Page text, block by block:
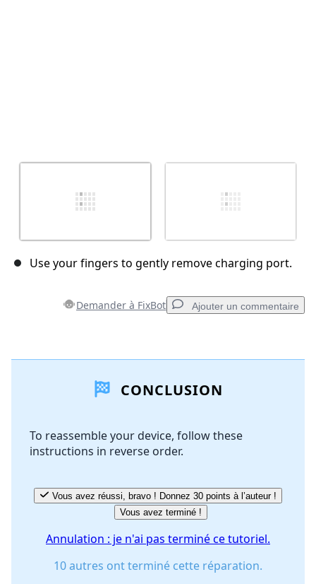
Use your fingers to gently remove charging port.
Demander à FixBot Ajouter un commentaire
Ajouter un commentaire
Annuler Publier un commentaire
CONCLUSION
To reassemble your device, follow these
instructions in reverse order.
Vous avez réussi, bravo ! Donnez 30 points à l’auteur !
Vous avez terminé !
Annulation : je n'ai pas terminé ce tutoriel.
10 autres ont terminé cette réparation.